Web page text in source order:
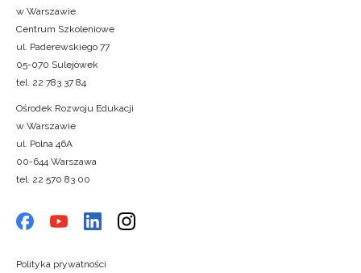
w Warszawie
Centrum Szkoleniowe
ul. Paderewskiego 77
05-070 Sulejówek
tel. 22 783 37 84
Ośrodek Rozwoju Edukacji
w Warszawie
ul. Polna 46A
00-644 Warszawa
tel. 22 570 83 00
Polityka prywatności